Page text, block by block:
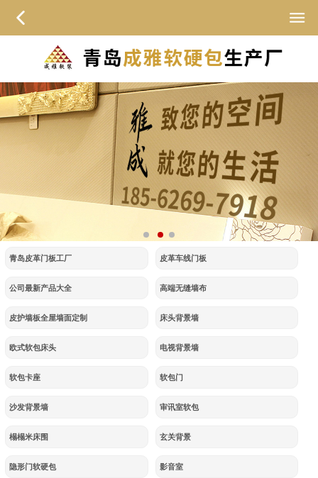
青岛皮革门板工厂 皮革车线门板
公司最新产品大全 高端无缝墙布
皮护墙板全屋墙面定制 床头背景墙
欧式软包床头 电视背景墙
软包卡座 软包门
沙发背景墙 审讯室软包
榻榻米床围 玄关背景
隐形门软硬包 影音室